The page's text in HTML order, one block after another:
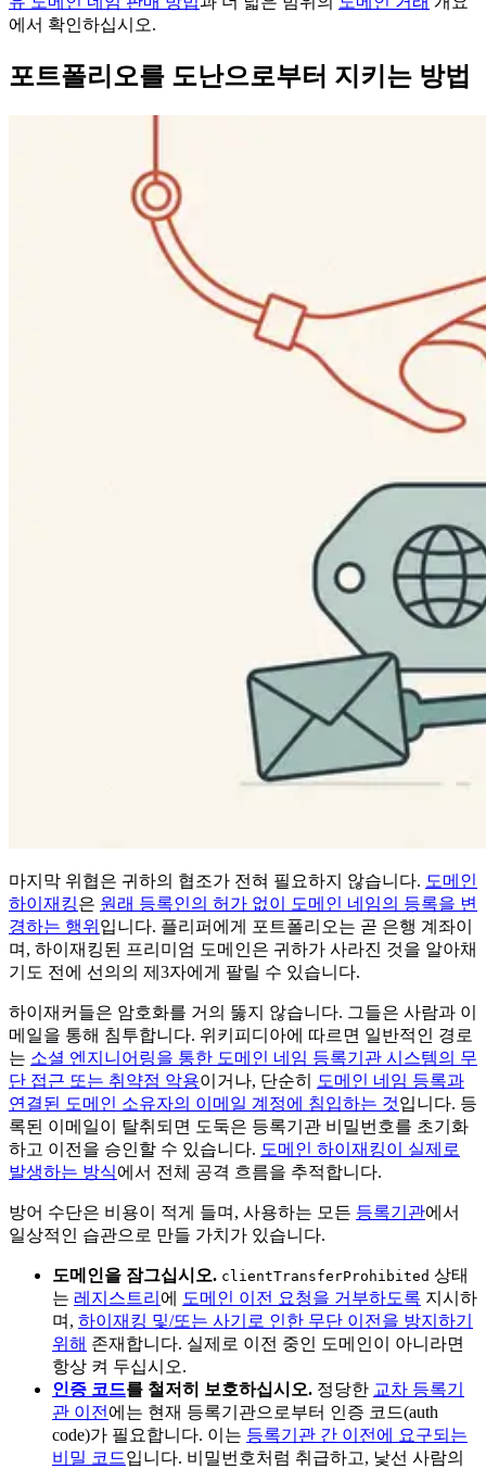
에서 확인하십시오.
포트폴리오를 도난으로부터 지키는 방법
마지막 위협은 귀하의 협조가 전혀 필요하지 않습니다. 도메인
하이재킹은 원래 등록인의 허가 없이 도메인 네임의 등록을 변
경하는 행위 입니다. 플리퍼에게 포트폴리오는 곧 은행 계좌이
며, 하이재킹된 프리미엄 도메인은 귀하가 사라진 것을 알아채
기도 전에 선의의 제3자에게 팔릴 수 있습니다.
하이재커들은 암호화를 거의 뚫지 않습니다. 그들은 사람과 이
메일을 통해 침투합니다. 위키피디아에 따르면 일반적인 경로
는 소셜 엔지니어링을 통한 도메인 네임 등록기관 시스템의 무
단 접근 또는 취약점 악용이거나, 단순히
도메인 네임 등록과
연결된 도메인 소유자의 이메일 계정에 침입하는 것입니다. 등
록된 이메일이 탈취되면 도둑은 등록기관 비밀번호를 초기화
하고 이전을 승인할 수 있습니다. 도메인 하이재킹이 실제로
발생하는 방식에서 전체 공격 흐름을 추적합니다.
방어 수단은 비용이 적게 들며, 사용하는 모든 등록기관에서
일상적인 습관으로 만들 가치가 있습니다.
도메인을 잠그십시오. clientTransferProhibited 상태
는 레지스트리 에 도메인 이전 요청을 거부하도록 지시하
며, 하이재킹 및/또는 사기로 인한 무단 이전을 방지하기
위해 존재합니다. 실제로 이전 중인 도메인이 아니라면
항상 켜 두십시오.
인증 코드를 철저히 보호하십시오. 정당한 교차 등록기
관 이전 에는 현재 등록기관으로부터 인증 코드(auth
code)가 필요합니다. 이는 등록기관 간 이전에 요구되는
비밀 코드입니다. 비밀번호처럼 취급하고, 낯선 사람의